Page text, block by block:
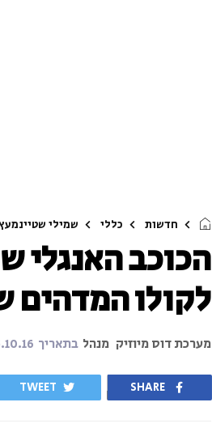
חדשות כללי שמילי
הכוכב האנגלי
לקולו המדהים
מערכת דוס מיוזיק מנהל בתאריך
SHARE
TWEET